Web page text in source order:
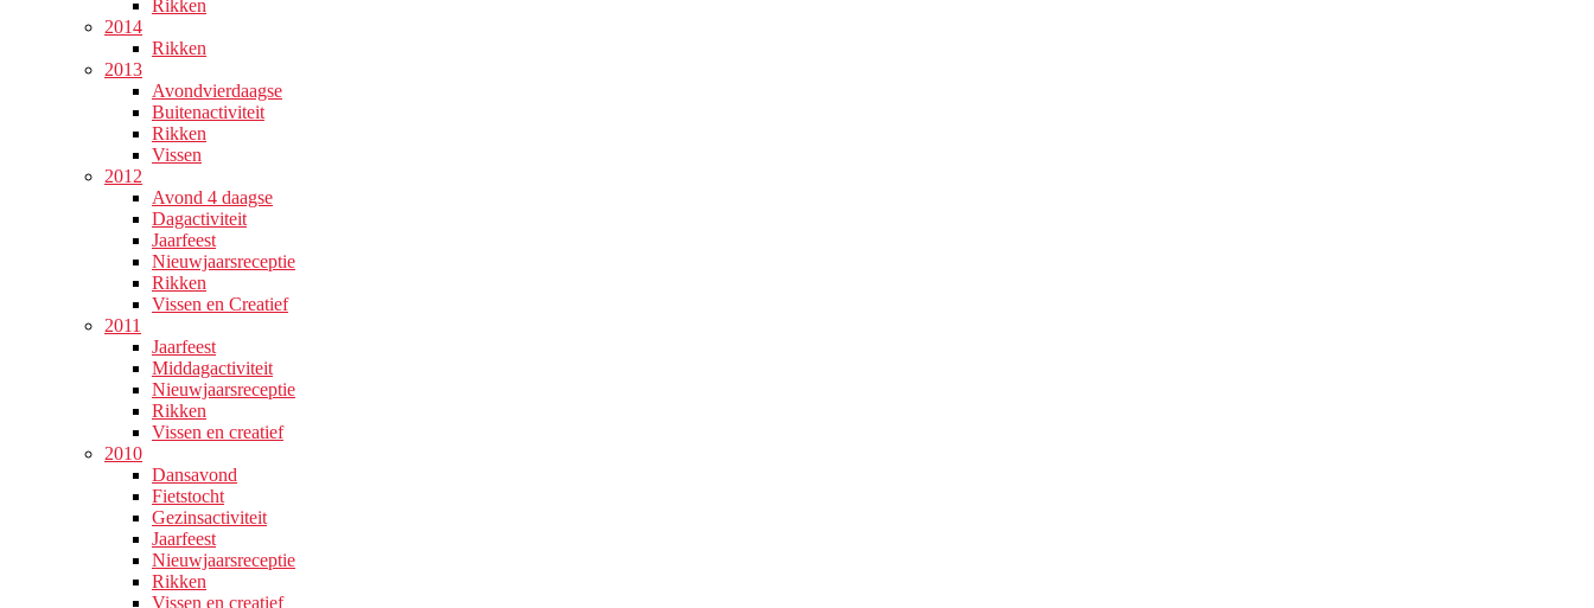
Rikken
2014
Rikken
2013
Avondvierdaagse
Buitenactiviteit
Rikken
Vissen
2012
Avond 4 daagse
Dagactiviteit
Jaarfeest
Nieuwjaarsreceptie
Rikken
Vissen en Creatief
2011
Jaarfeest
Middagactiviteit
Nieuwjaarsreceptie
Rikken
Vissen en creatief
2010
Dansavond
Fietstocht
Gezinsactiviteit
Jaarfeest
Nieuwjaarsreceptie
Rikken
Vissen en creatief